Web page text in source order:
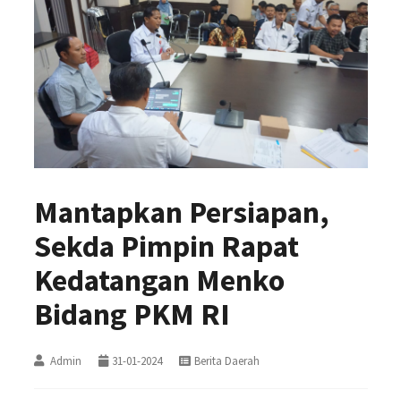
Mantapkan Persiapan,
Sekda Pimpin Rapat
Kedatangan Menko
Bidang PKM RI
Admin 31-01-2024 Berita Daerah